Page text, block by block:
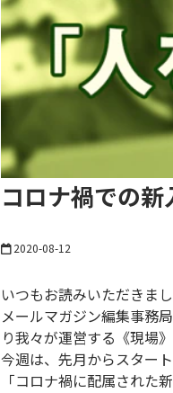
コロナ禍での
2020-08-12
いつもお読みいただきま
メールマガジン編集事務
り我々が運営する《現場
今週は、先月からスター
「コロナ禍に配属された